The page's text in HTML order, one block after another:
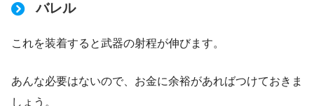
バレル
これを装着すると武器の射程が伸びます。
あんな必要はないので、お金に余裕があればつけておきま
しょう。